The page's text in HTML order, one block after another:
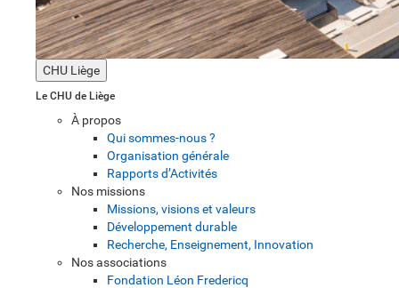
CHU Liège
Le CHU de Liège
À propos
Qui sommes-nous ?
Organisation générale
Rapports d’Activités
Nos missions
Missions, visions et valeurs
Développement durable
Recherche, Enseignement, Innovation
Nos associations
Fondation Léon Fredericq